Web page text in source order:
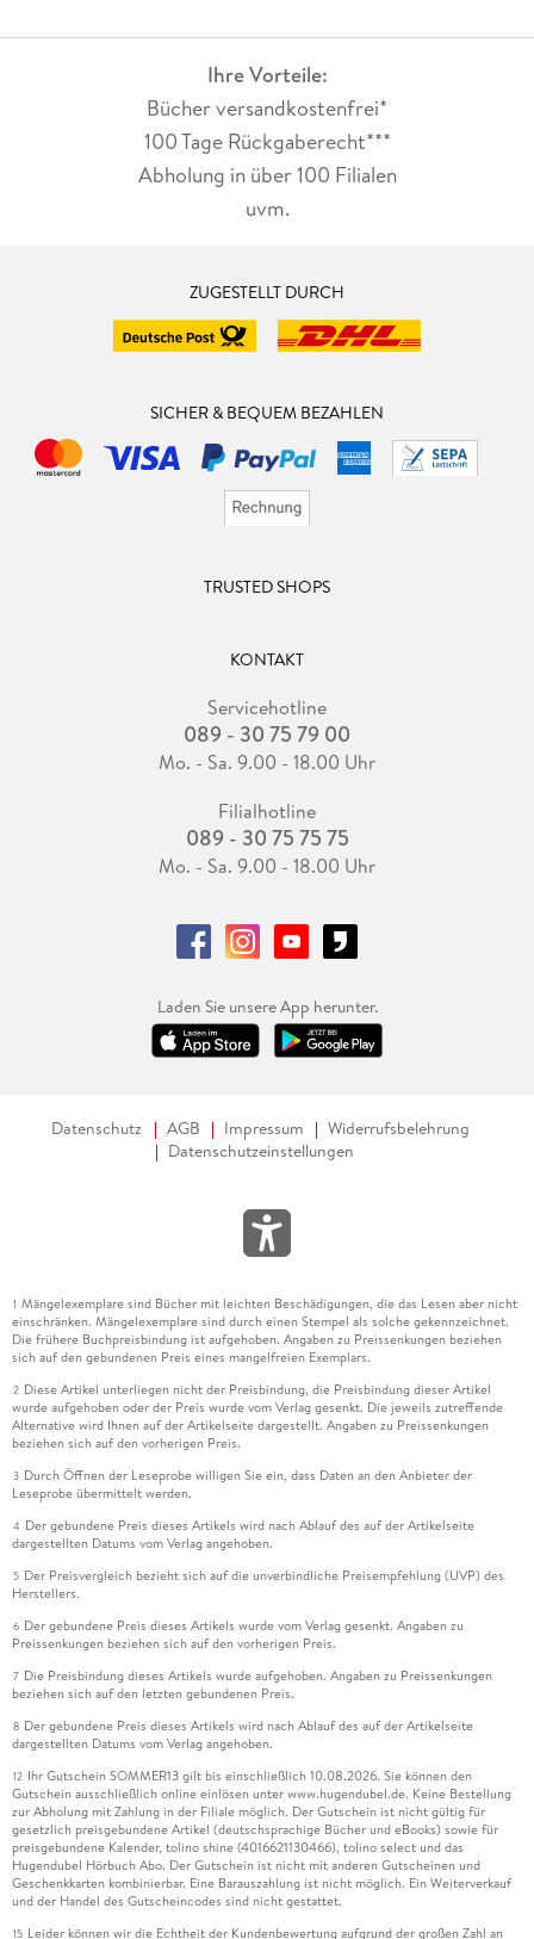
Ihre Vorteile:
Bücher versandkostenfrei*
100 Tage Rückgaberecht***
Abholung in über 100 Filialen
uvm.
ZUGESTELLT DURCH
SICHER & BEQUEM BEZAHLEN
TRUSTED SHOPS
KONTAKT
Servicehotline
089 - 30 75 79 00
Mo. - Sa. 9.00 - 18.00 Uhr
Filialhotline
089 - 30 75 75 75
Mo. - Sa. 9.00 - 18.00 Uhr
Laden Sie unsere App herunter.
Datenschutz AGB Impressum
Widerrufsbelehrung
Datenschutzeinstellungen
1 Mängelexemplare sind Bücher mit leichten Beschädigungen, die das Lesen aber nicht
einschränken. Mängelexemplare sind durch einen Stempel als solche gekennzeichnet.
Die frühere Buchpreisbindung ist aufgehoben. Angaben zu Preissenkungen beziehen
sich auf den gebundenen Preis eines mangelfreien Exemplars.
2 Diese Artikel unterliegen nicht der Preisbindung, die Preisbindung dieser Artikel
wurde aufgehoben oder der Preis wurde vom Verlag gesenkt. Die jeweils zutreffende
Alternative wird Ihnen auf der Artikelseite dargestellt. Angaben zu Preissenkungen
beziehen sich auf den vorherigen Preis.
3 Durch Öffnen der Leseprobe willigen Sie ein, dass Daten an den Anbieter der
Leseprobe übermittelt werden.
4 Der gebundene Preis dieses Artikels wird nach Ablauf des auf der Artikelseite
dargestellten Datums vom Verlag angehoben.
5 Der Preisvergleich bezieht sich auf die unverbindliche Preisempfehlung (UVP) des
Herstellers.
6 Der gebundene Preis dieses Artikels wurde vom Verlag gesenkt. Angaben zu
Preissenkungen beziehen sich auf den vorherigen Preis.
7 Die Preisbindung dieses Artikels wurde aufgehoben. Angaben zu Preissenkungen
beziehen sich auf den letzten gebundenen Preis.
8 Der gebundene Preis dieses Artikels wird nach Ablauf des auf der Artikelseite
dargestellten Datums vom Verlag angehoben.
12 Ihr Gutschein SOMMER13 gilt bis einschließlich 10.08.2026. Sie können den
Gutschein ausschließlich online einlösen unter www.hugendubel.de. Keine Bestellung
zur Abholung mit Zahlung in der Filiale möglich. Der Gutschein ist nicht gültig für
gesetzlich preisgebundene Artikel (deutschsprachige Bücher und eBooks) sowie für
preisgebundene Kalender, tolino shine (4016621130466), tolino select und das
Hugendubel Hörbuch Abo. Der Gutschein ist nicht mit anderen Gutscheinen und
Geschenkkarten kombinierbar. Eine Barauszahlung ist nicht möglich. Ein Weiterverkauf
und der Handel des Gutscheincodes sind nicht gestattet.
15 Leider können wir die Echtheit der Kundenbewertung aufgrund der großen Zahl an